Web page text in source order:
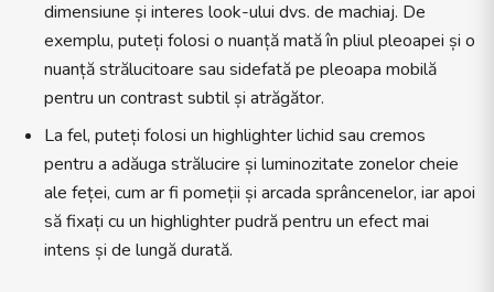
dimensiune și interes look-ului dvs. de machiaj. De
exemplu, puteți folosi o nuanță mată în pliul pleoapei și o
nuanță strălucitoare sau sidefată pe pleoapa mobilă
pentru un contrast subtil și atrăgător.
La fel, puteți folosi un highlighter lichid sau cremos
pentru a adăuga strălucire și luminozitate zonelor cheie
ale feței, cum ar fi pomeții și arcada sprâncenelor, iar apoi
să fixați cu un highlighter pudră pentru un efect mai
intens și de lungă durată.